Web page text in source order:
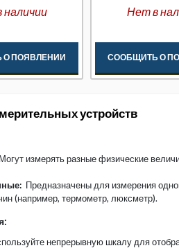
ПОЯВЛЕНИИ
Нет в
СООБЩИТЬ О
устройств
Могут измерять разные физические
Предназначены для измерения
(например, термометр, люксметр).
непрерывную шкалу для